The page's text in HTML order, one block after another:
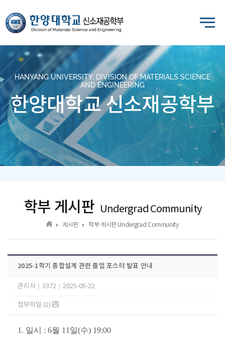
HANYANG UNIVERSITY, DIVISION OF MATERIALS SCIENCE
AND ENGINEERING
한양대학교 신소재공학부
학부 게시판 Undergrad Community
게시판 학부 게시판 Undergrad Community
2025-1학기 종합설계 관련 졸업 포스터 발표 안내
관리자 3372 2025-05-22
첨부파일 (1)
1. 일시 : 6월 11일(수) 19:00